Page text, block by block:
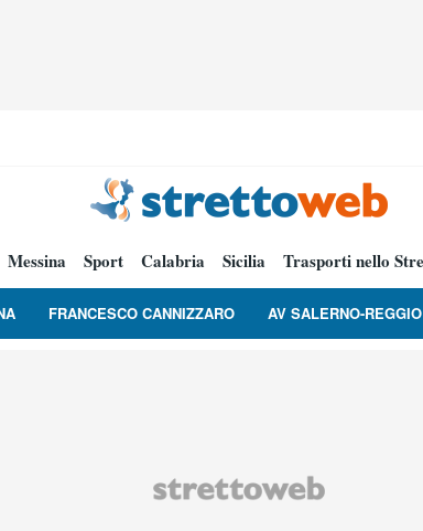
Messina Sport Calabria Sicilia Trasporti nello
FRANCESCO CANNIZZARO AV SALERNO-